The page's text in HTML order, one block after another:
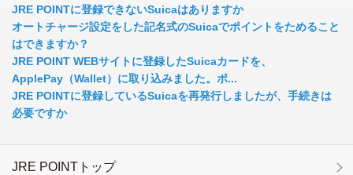
JRE POINTに登録できないSuicaはありますか
オートチャージ設定をした記名式のSuicaでポイントをためること
はできますか？
JRE POINT WEBサイトに登録したSuicaカードを、
ApplePay（Wallet）に取り込みました。ポ...
JRE POINTに登録しているSuicaを再発行しましたが、手続きは
必要ですか
JRE POINTトップ